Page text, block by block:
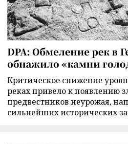
DPA: Обмеление рек в
обнажило «камни
Критическое снижение
реках привело к появлению
предвестников неурожая,
сильнейших исторических